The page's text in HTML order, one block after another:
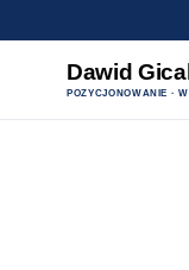
Dawid
POZYCJONOWANIE ·